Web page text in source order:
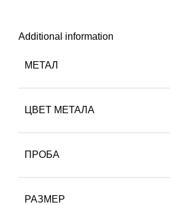
Additional information
МЕТАЛ
ЦВЕТ МЕТАЛА
ПРОБА
РАЗМЕР